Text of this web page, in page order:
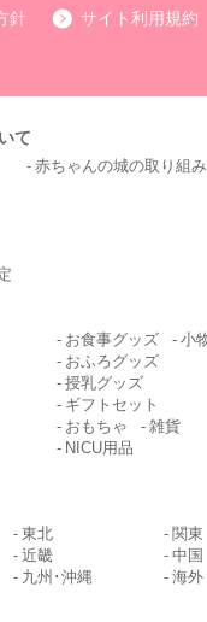
針 サイト利用規約
て
赤ちゃんの城の取り組み
お食事グッズ
小
おふろグッズ
授乳グッズ
ギフトセット
おもちゃ
雑貨
NICU用品
東北
関東
近畿
中国
九州･沖縄 海外